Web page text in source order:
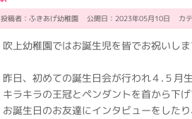
投稿者：ふきあげ幼稚園 公開日：2023年05月10日 カテ
吹上幼稚園ではお誕生児を皆でお祝いしま
昨日、初めての誕生日会が行われ４.５月
キラキラの王冠とペンダントを首から下
お誕生日のお友達にインタビューをしたり